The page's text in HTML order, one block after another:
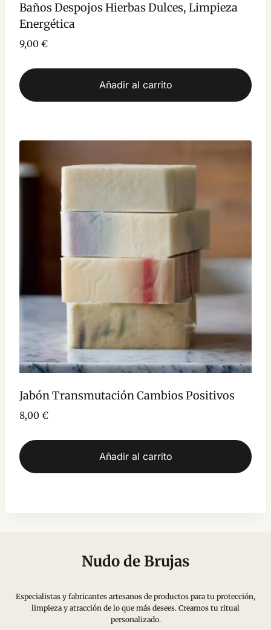
Baños Despojos Hierbas Dulces, Limpieza
Energética
9,00 €
Añadir al carrito
Jabón Transmutación Cambios Positivos
8,00 €
Añadir al carrito
Nudo de Brujas
Especialistas y fabricantes artesanos de productos para tu protección,
limpieza y atracción de lo que más desees. Creamos tu ritual
personalizado.